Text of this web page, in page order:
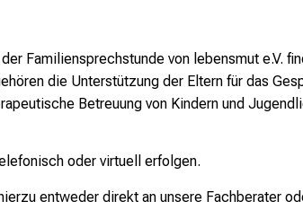
Familiensprechstunde von lebensmut e.V.
die Unterstützung der Eltern für das
Betreuung von Kindern und
oder virtuell erfolgen.
entweder direkt an unsere Fachberater